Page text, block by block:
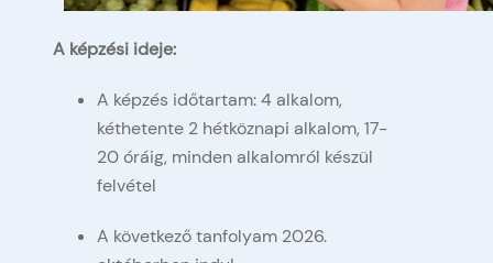
A képzési ideje:
A képzés időtartam: 4 alkalom,
kéthetente 2 hétköznapi alkalom, 17-
20 óráig, minden alkalomról készül
felvétel
A következő tanfolyam 2026.